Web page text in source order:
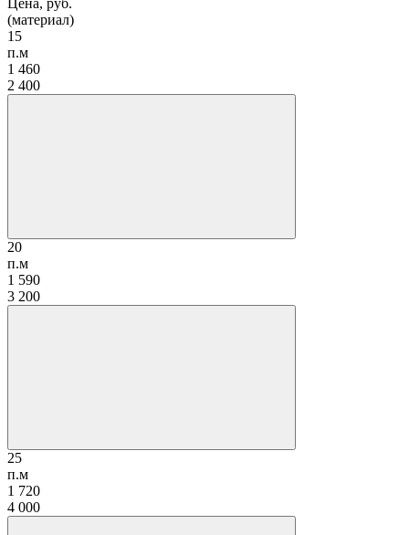
Цена, руб.
(материал)
15
п.м
1 460
2 400
20
п.м
1 590
3 200
25
п.м
1 720
4 000